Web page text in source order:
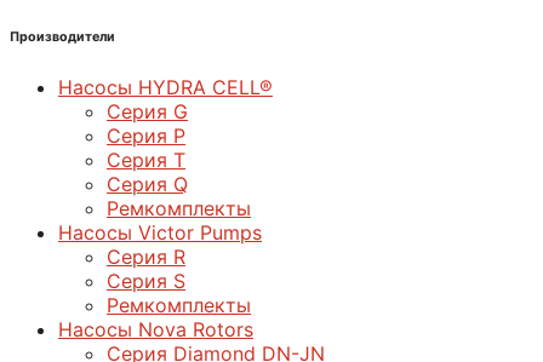
Производители
Насосы HYDRA CELL®
Серия G
Серия P
Серия T
Серия Q
Ремкомплекты
Насосы Victor Pumps
Серия R
Серия S
Ремкомплекты
Насосы Nova Rotors
Серия Diamond DN-JN